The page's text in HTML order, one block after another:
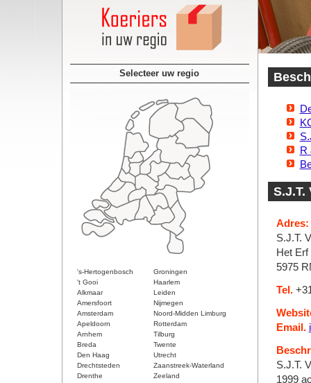
Selecteer uw regio
's-Hertogenbosch
Groningen
't Gooi
Haarlem
Alkmaar
Leiden
Amersfoort
Nijmegen
Amsterdam
Noord-Midden Limburg
Apeldoorn
Rotterdam
Arnhem
Tilburg
Breda
Twente
Den Haag
Utrecht
Drechtsteden
Zaanstreek-Waterland
Drenthe
Zeeland
R
S.J.T.
Adres:
S.J.T.
Het Erf
5975
Tel.
Email.
S.J.T.
1999